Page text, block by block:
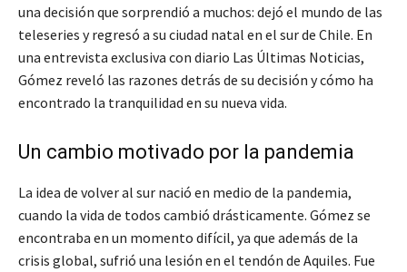
una decisión que sorprendió a muchos: dejó el mundo de las
teleseries y regresó a su ciudad natal en el sur de Chile. En
una entrevista exclusiva con diario Las Últimas Noticias,
Gómez reveló las razones detrás de su decisión y cómo ha
encontrado la tranquilidad en su nueva vida.
Un cambio motivado por la pandemia
La idea de volver al sur nació en medio de la pandemia,
cuando la vida de todos cambió drásticamente. Gómez se
encontraba en un momento difícil, ya que además de la
crisis global, sufrió una lesión en el tendón de Aquiles. Fue